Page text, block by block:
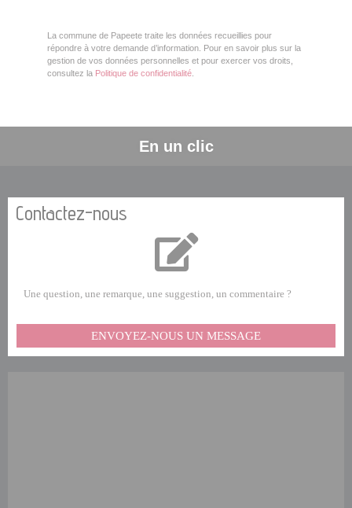
La commune de Papeete traite les données recueillies pour
répondre à votre demande d’information. Pour en savoir plus sur la
gestion de vos données personnelles et pour exercer vos droits,
consultez la Politique de confidentialité
En un clic
Contactez-nous
Une question, une remarque, une suggestion, un commentaire ?
ENVOYEZ-NOUS UN MESSAGE